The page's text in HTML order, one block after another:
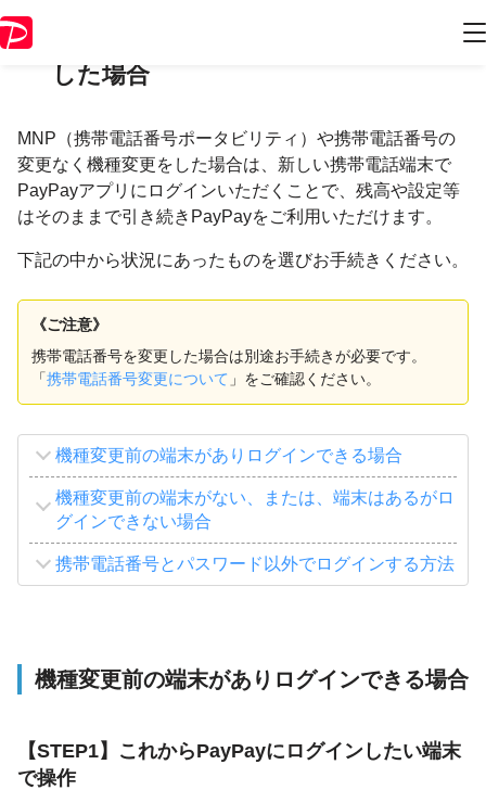
MNPや同じ携帯電話番号で機種変更を
した場合
MNP（携帯電話番号ポータビリティ）や携帯電話番号の
変更なく機種変更をした場合は、新しい携帯電話端末で
PayPayアプリにログインいただくことで、残高や設定等
はそのままで引き続きPayPayをご利用いただけます。
下記の中から状況にあったものを選びお手続きください。
《ご注意》
携帯電話番号を変更した場合は別途お手続きが必要です。
「携帯電話番号変更について 」をご確認ください。
機種変更前の端末がありログインできる場合
機種変更前の端末がない、または、端末はあるがロ
グインできない場合
携帯電話番号とパスワード以外でログインする方法
機種変更前の端末がありログインできる場合
【STEP1】これからPayPayにログインしたい端末
で操作